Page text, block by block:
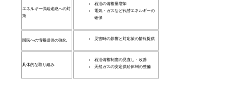
エネルギー供給途絶への対
策
石油の備蓄量増加
電気・ガスなど代替エネルギーの
確保
国民への情報提供の強化 災害時の影響と対応策の情報提供
具体的な取り組み
石油備蓄制度の見直し・改善
天然ガスの安定供給体制の整備